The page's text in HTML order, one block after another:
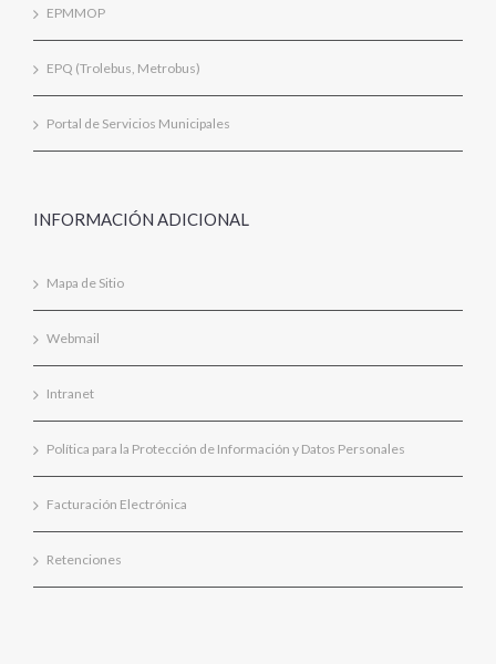
EPMMOP
EPQ (Trolebus, Metrobus)
Portal de Servicios Municipales
INFORMACIÓN ADICIONAL
Mapa de Sitio
Webmail
Intranet
Política para la Protección de Información y Datos Personales
Facturación Electrónica
Retenciones